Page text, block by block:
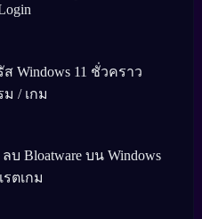
Windows 11 ชั่วคราว
/ เกม
ลบ Bloatware บน Windows
รตเกม